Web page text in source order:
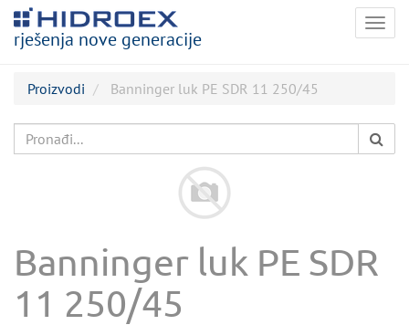
rješenja nove generacije
Proizvodi Banninger luk PE SDR 11 250/45
Banninger luk PE SDR
11 250/45